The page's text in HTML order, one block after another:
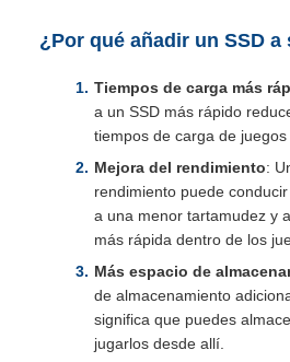
¿Por qué añadir un SSD a
Tiempos de carga más
a un SSD más rápido
tiempos de carga de juegos
Mejora del rendimiento:
rendimiento puede
a una menor tartamudez y
más rápida dentro de los
Más espacio de
de almacenamiento
significa que puedes
jugarlos desde allí.